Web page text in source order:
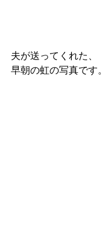
夫が送ってくれた、
早朝の虹の写真です。